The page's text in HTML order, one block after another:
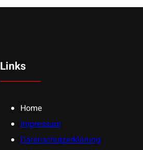
Links
Home
Impressum
Datenschutzerklärung